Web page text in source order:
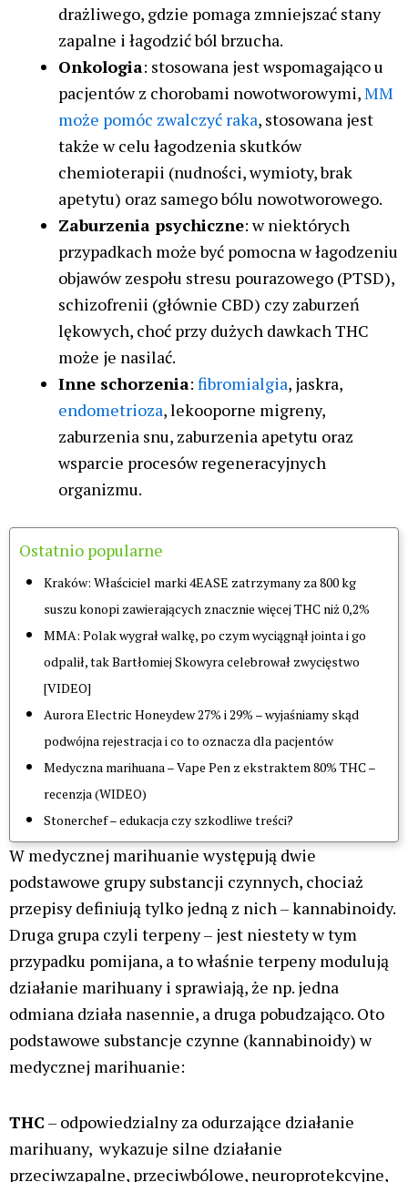
drażliwego, gdzie pomaga zmniejszać stany
zapalne i łagodzić ból brzucha.
Onkologia: stosowana jest wspomagająco u
pacjentów z chorobami nowotworowymi,MM
może pomóc zwalczyć raka, stosowana jest
także w celu łagodzenia skutków
chemioterapii (nudności, wymioty, brak
apetytu) oraz samego bólu nowotworowego.
Zaburzenia psychiczne: w niektórych
przypadkach może być pomocna w łagodzeniu
objawów zespołu stresu pourazowego (PTSD),
schizofrenii (głównie CBD) czy zaburzeń
lękowych, choć przy dużych dawkach THC
może je nasilać.
Inne schorzenia: fibromialgia, jaskra,
endometrioza, lekooporne migreny,
zaburzenia snu, zaburzenia apetytu oraz
wsparcie procesów regeneracyjnych
organizmu.
Ostatnio popularne
Kraków: Właściciel marki 4EASE zatrzymany za 800 kg
suszu konopi zawierających znacznie więcej THC niż 0,2%
MMA: Polak wygrał walkę, po czym wyciągnął jointa i go
odpalił, tak Bartłomiej Skowyra celebrował zwycięstwo
[VIDEO]
Aurora Electric Honeydew 27% i 29% – wyjaśniamy skąd
podwójna rejestracja i co to oznacza dla pacjentów
Medyczna marihuana – Vape Pen z ekstraktem 80% THC –
recenzja (WIDEO)
Stonerchef – edukacja czy szkodliwe treści?
W medycznej marihuanie występują dwie
podstawowe grupy substancji czynnych, chociaż
przepisy definiują tylko jedną z nich – kannabinoidy.
Druga grupa czyli terpeny – jest niestety w tym
przypadku pomijana, a to właśnie terpeny modulują
działanie marihuany i sprawiają, że np. jedna
odmiana działa nasennie, a druga pobudzająco. Oto
podstawowe substancje czynne (kannabinoidy) w
medycznej marihuanie:
THC – odpowiedzialny za odurzające działanie
marihuany, wykazuje silne działanie
przeciwzapalne, przeciwbólowe, neuroprotekcyjne,